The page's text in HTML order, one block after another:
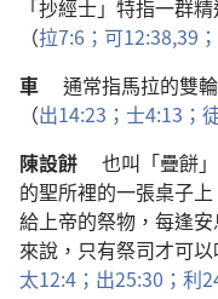
「抄經士」 特指一群精
（拉7:6； 可12:38,39；
車
通常指馬拉的雙
（出14:23； 士4:13；
陳設餅
也叫 「疊餅」
的聖所裡的一張桌子 上
給 上帝的祭物 ， 每逢
來說 ， 只有祭司才可以
太12:4； 出25:30； 利